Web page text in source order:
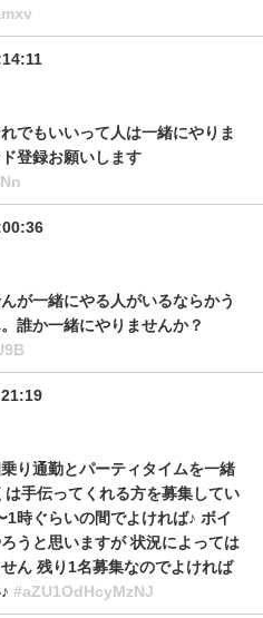
でもいいって人は一緒にやりま
登録お願いします
が一緒にやる人がいるならかう
誰か一緒にやりませんか？
り通勤とパーティタイムを一緒
は手伝ってくれる方を募集してい
1時ぐらいの間でよければ♪ ボイ
うと思いますが 状況によっては
ん 残り1名募集なのでよければ
#aZU1OdHcyMzNJ